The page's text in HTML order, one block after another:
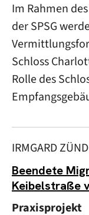
Im Rahmen
der SPSG
Schloss
Rolle des
IRMGARD
Beendete
Keibelstraße
Praxisprojekt